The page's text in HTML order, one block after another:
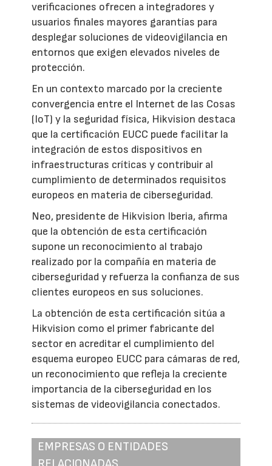
verificaciones ofrecen a integradores y
usuarios finales mayores garantías para
desplegar soluciones de videovigilancia en
entornos que exigen elevados niveles de
protección.
En un contexto marcado por la creciente
convergencia entre el Internet de las Cosas
(IoT) y la seguridad física, Hikvision destaca
que la certificación EUCC puede facilitar la
integración de estos dispositivos en
infraestructuras críticas y contribuir al
cumplimiento de determinados requisitos
europeos en materia de ciberseguridad.
Neo, presidente de Hikvision Iberia, afirma
que la obtención de esta certificación
supone un reconocimiento al trabajo
realizado por la compañía en materia de
ciberseguridad y refuerza la confianza de sus
clientes europeos en sus soluciones.
La obtención de esta certificación sitúa a
Hikvision como el primer fabricante del
sector en acreditar el cumplimiento del
esquema europeo EUCC para cámaras de red,
un reconocimiento que refleja la creciente
importancia de la ciberseguridad en los
sistemas de videovigilancia conectados.
EMPRESAS O ENTIDADES